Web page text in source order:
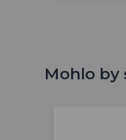
Mohlo by